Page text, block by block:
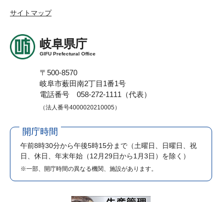
サイトマップ
岐阜県庁
GIFU Prefectural Office
〒500-8570
岐阜市薮田南2丁目1番1号
電話番号 058-272-1111（代表）
（法人番号4000020210005）
開庁時間
午前8時30分から午後5時15分まで （土曜日、日曜日、祝
日、休日、年末年始（12月29日から1月3日）を除く）
※一部、開庁時間の異なる機関、施設があります。